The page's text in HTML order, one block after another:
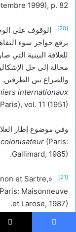
1999), p. 82.
[20]
الوقوف على
برفع حواجز سوء
للعلاقة البينية
محالة إلى حل
internationaux
vol. 11 (1951).
(Paris:
Gallimard, 1985).
[21]
et Sartre,»
Maisonneuve
et Larose, 1987).